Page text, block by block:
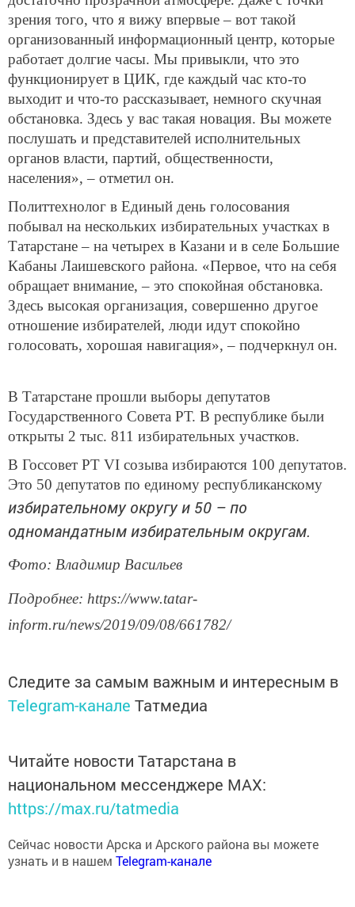
зрения того, что я вижу впервые – вот такой
организованный информационный центр, которые
работает долгие часы. Мы привыкли, что это
функционирует в ЦИК, где каждый час кто-то
выходит и что-то рассказывает, немного скучная
обстановка. Здесь у вас такая новация. Вы можете
послушать и представителей исполнительных
органов власти, партий, общественности,
населения», – отметил он.
Политтехнолог в Единый день голосования
побывал на нескольких избирательных участках в
Татарстане – на четырех в Казани и в селе Большие
Кабаны Лаишевского района. «Первое, что на себя
обращает внимание, – это спокойная обстановка.
Здесь высокая организация, совершенно другое
отношение избирателей, люди идут спокойно
голосовать, хорошая навигация», – подчеркнул он.
В Татарстане прошли выборы депутатов
Государственного Совета РТ. В республике были
открыты 2 тыс. 811 избирательных участков.
В Госсовет РТ VI созыва избираются 100 депутатов.
Это 50 депутатов по единому республиканскому
избирательному округу и 50 – по
одномандатным избирательным округам.
Фото: Владимир Васильев
Подробнее: https://www.tatar-
inform.ru/news/2019/09/08/661782/
Следите за самым важным и интересным в
Telegram-канале Татмедиа
Читайте новости Татарстана в
национальном мессенджере MАХ:
https://max.ru/tatmedia
Сейчас новости Арска и Арского района вы можете
узнать и в нашем Telegram-канале